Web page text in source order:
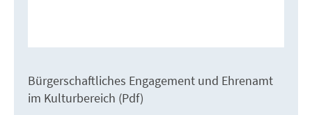
Bürgerschaftliches Engagement und Ehrenamt
im Kulturbereich (Pdf)